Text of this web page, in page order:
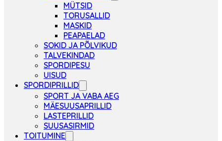
MÜTSID
TORUSALLID
MASKID
PEAPAELAD
SOKID JA PÕLVIKUD
TALVEKINDAD
SPORDIPESU
UISUD
SPORDIPRILLID
SPORT JA VABA AEG
MÄESUUSAPRILLID
LASTEPRILLID
SUUSASIRMID
TOITUMINE